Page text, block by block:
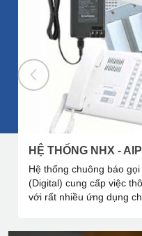
HỆ THỐNG NHX -
Hệ thống chuông báo
(Digital) cung cấp việc
với rất nhiều ứng dụng